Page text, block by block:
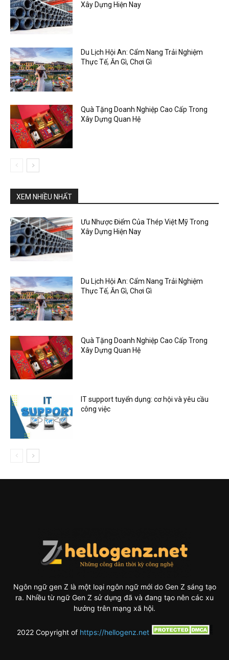
Xây Dựng Hiện Nay
Du Lịch Hội An: Cẩm Nang Trải Nghiệm
Thực Tế, Ăn Gì, Chơi Gì
Quà Tặng Doanh Nghiệp Cao Cấp Trong
Xây Dựng Quan Hệ
XEM NHIỀU NHẤT
Ưu Nhược Điểm Của Thép Việt Mỹ Trong
Xây Dựng Hiện Nay
Du Lịch Hội An: Cẩm Nang Trải Nghiệm
Thực Tế, Ăn Gì, Chơi Gì
Quà Tặng Doanh Nghiệp Cao Cấp Trong
Xây Dựng Quan Hệ
IT support tuyển dụng: cơ hội và yêu cầu
công việc
Ngôn ngữ gen Z là một loại ngôn ngữ mới do Gen Z sáng tạo
ra. Nhiều từ ngữ Gen Z sử dụng đã và đang tạo nên các xu
hướng trên mạng xã hội.
2022 Copyright of https://hellogenz.net